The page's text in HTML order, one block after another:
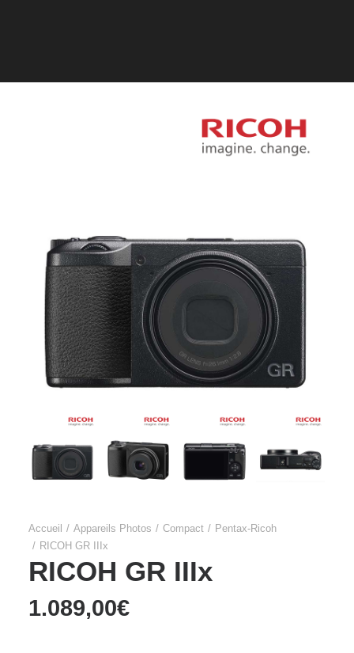
Accueil Appareils Photos Compact
Pentax-Ricoh
RICOH GR IIIx
RICOH GR IIIx
1.089,00€